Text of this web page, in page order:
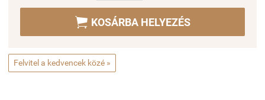
 KOSÁRBA HELYEZÉS
Felvitel a kedvencek közé »